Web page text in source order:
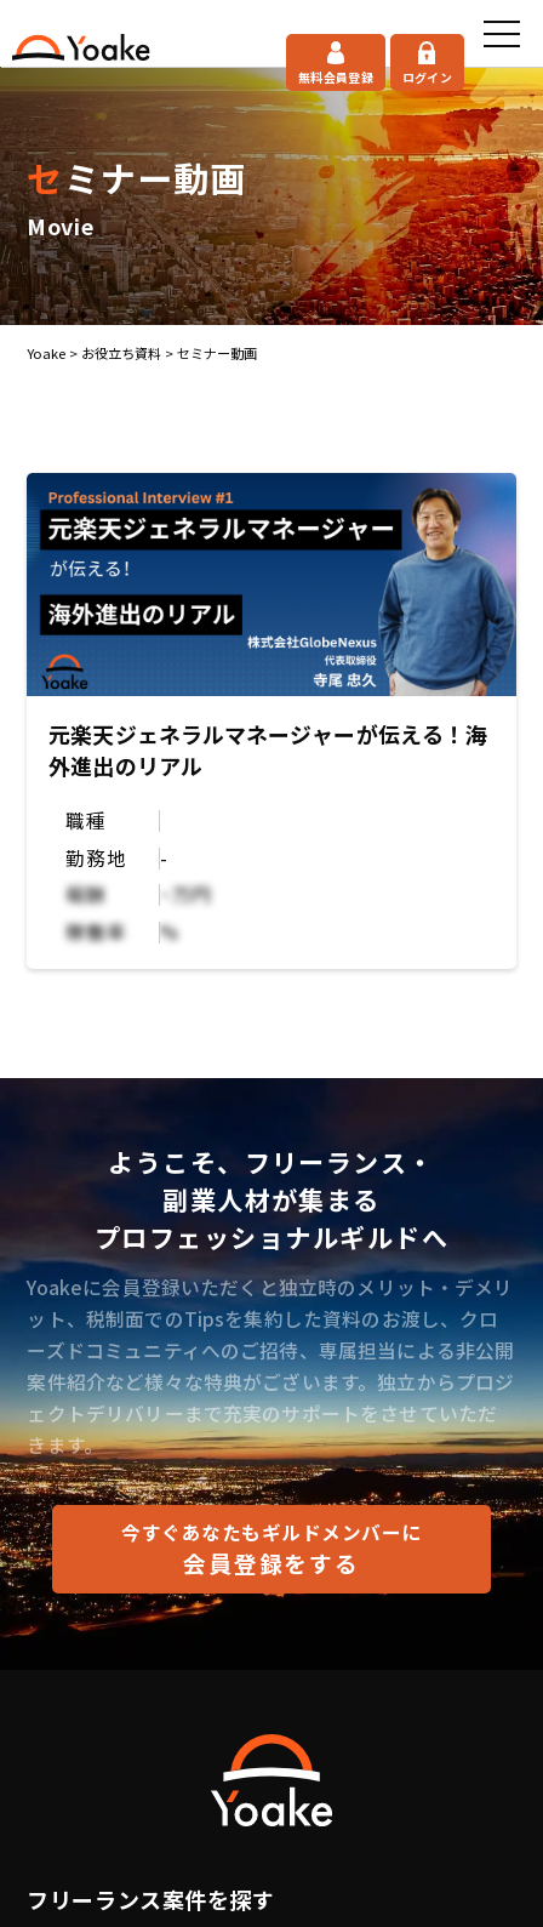
無料会員登録 ログイン
セミナー動画
Movie
Yoake > お役立ち資料 >セミナー動画
元楽天ジェネラルマネージャーが伝える！海
外進出のリアル
職種
勤務地
-
報酬
~万円
稼働率
%
ようこそ、フリーランス・
副業人材が集まる
プロフェッショナルギルドへ
Yoakeに会員登録いただくと独立時のメリット・デメリ
ット、税制面でのTipsを集約した資料のお渡し、クロ
ーズドコミュニティへのご招待、専属担当による非公開
案件紹介など様々な特典がございます。独立からプロジ
ェクトデリバリーまで充実のサポートをさせていただ
きます。
今すぐあなたもギルドメンバーに
会員登録をする
フリーランス案件を探す